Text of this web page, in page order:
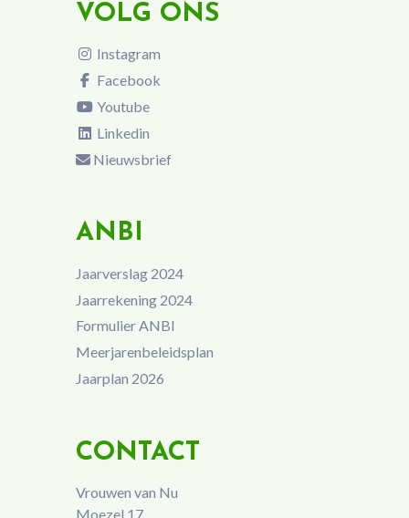
VOLG ONS
Instagram
Facebook
Youtube
Linkedin
Nieuwsbrief
ANBI
Jaarverslag 2024
Jaarrekening 2024
Formulier ANBI
Meerjarenbeleidsplan
Jaarplan 2026
CONTACT
Vrouwen van Nu
Moezel 17